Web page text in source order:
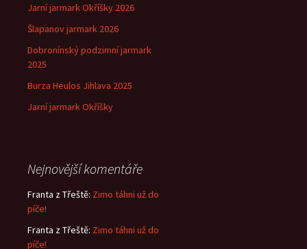
Jarní jarmark Okříšky 2026
Šlapanov jarmark 2026
Dobronínský podzimní jarmark
2025
Burza Heulos Jihlava 2025
Jarní jarmark Okříšky
Nejnovější komentáře
Franta z Třeště: Zimo táhni už do
píče!
Franta z Třeště: Zimo táhni už do
píče!